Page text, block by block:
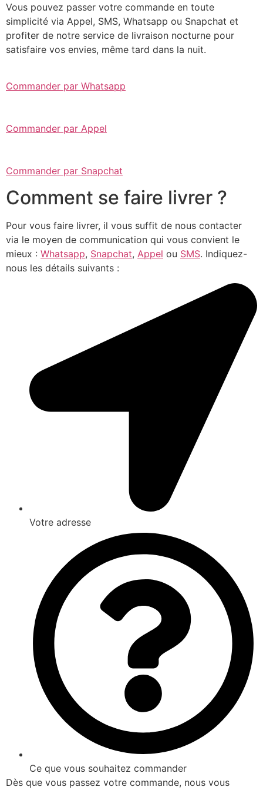
Vous pouvez passer votre commande en toute
simplicité via Appel, SMS, Whatsapp ou Snapchat et
profiter de notre service de livraison nocturne pour
satisfaire vos envies, même tard dans la nuit.
Commander par Whatsapp
Commander par Appel
Commander par Snapchat
Comment se faire livrer ?
Pour vous faire livrer, il vous suffit de nous contacter
via le moyen de communication qui vous convient le
mieux : Whatsapp, Snapchat, Appel ou SMS. Indiquez-
nous les détails suivants :
Votre adresse
Ce que vous souhaitez commander
Dès que vous passez votre commande, nous vous